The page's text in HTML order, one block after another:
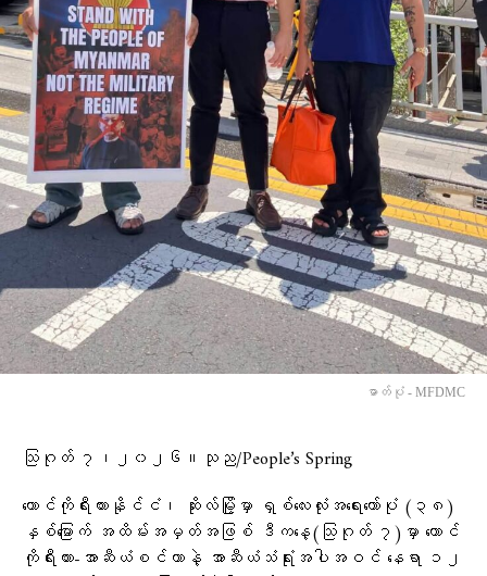
ဓာတ်ပုံ - MFDMC
သြဂုတ် ၇၊၂၀၂၆။သုည/People’s Spring
တောင်ကိုရီးယားနိုင်ငံ၊ ဆိုးလ်မြို့မှာ ရှစ်လေးလုံးအရေးတော်ပုံ (၃၈)
နှစ်မြောက် အထိမ်းအမှတ်အဖြစ် ဒီကနေ့(သြဂုတ် ၇)မှာ တောင်
ကိုရီးယား-အာဆီယံစင်တာနဲ့ အာဆီယံသံရုံးအပါအဝင် နေရာ ၁၂